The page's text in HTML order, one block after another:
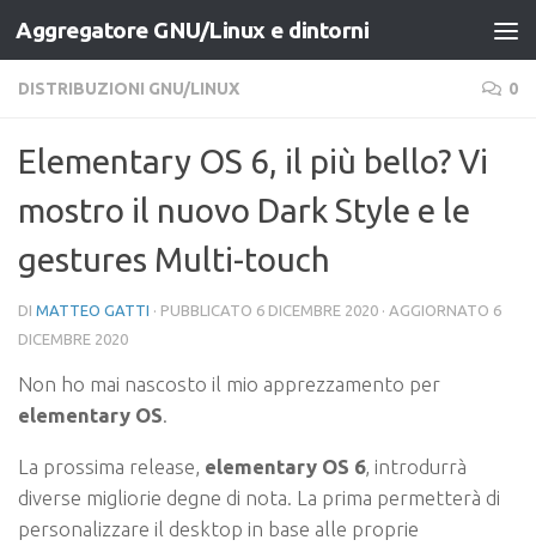
Salta al contenuto
Aggregatore GNU/Linux e dintorni
DISTRIBUZIONI GNU/LINUX 0
Elementary OS 6, il più bello? Vi
mostro il nuovo Dark Style e le
gestures Multi-touch
DI MATTEO GATTI · PUBBLICATO 6 DICEMBRE 2020 · AGGIORNATO 6
DICEMBRE 2020
Non ho mai nascosto il mio apprezzamento per
elementary OS.
La prossima release, elementary OS 6, introdurrà
diverse migliorie degne di nota. La prima permetterà di
personalizzare il desktop in base alle proprie